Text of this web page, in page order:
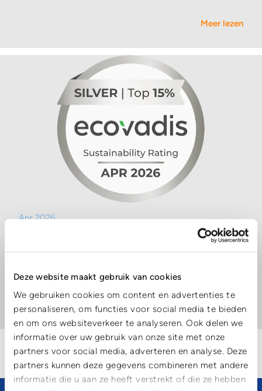
Deze website maakt gebruik van cookies
We gebruiken cookies om content en advertenties te
personaliseren, om functies voor social media te bieden
en om ons websiteverkeer te analyseren. Ook delen we
informatie over uw gebruik van onze site met onze
partners voor social media, adverteren en analyse. Deze
partners kunnen deze gegevens combineren met andere
informatie die u aan ze heeft verstrekt of die ze hebben
Meer lezen
Apr 2026
GmbH opnieuw bekroond met de ECOVADIS Zilveren
ECOVADIS Zilveren Medaille ontvangen, waarmee het
voortdurende engagement van het bedrijf voor
verantwoord en duurzaam ondernemen wordt bevestigd
Meer lezen
MEER LADEN